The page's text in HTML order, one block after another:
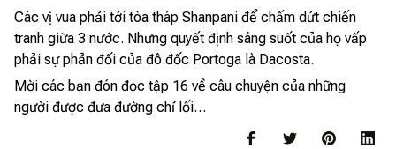
Các vị vua phải tới tòa tháp Shanpani để chấm dứt chiến
tranh giữa 3 nước. Nhưng quyết định sáng suốt của họ vấp
phải sự phản đối của đô đốc Portoga là Dacosta.
Mời các bạn đón đọc tập 16 về câu chuyện của những
người được đưa đường chỉ lối…